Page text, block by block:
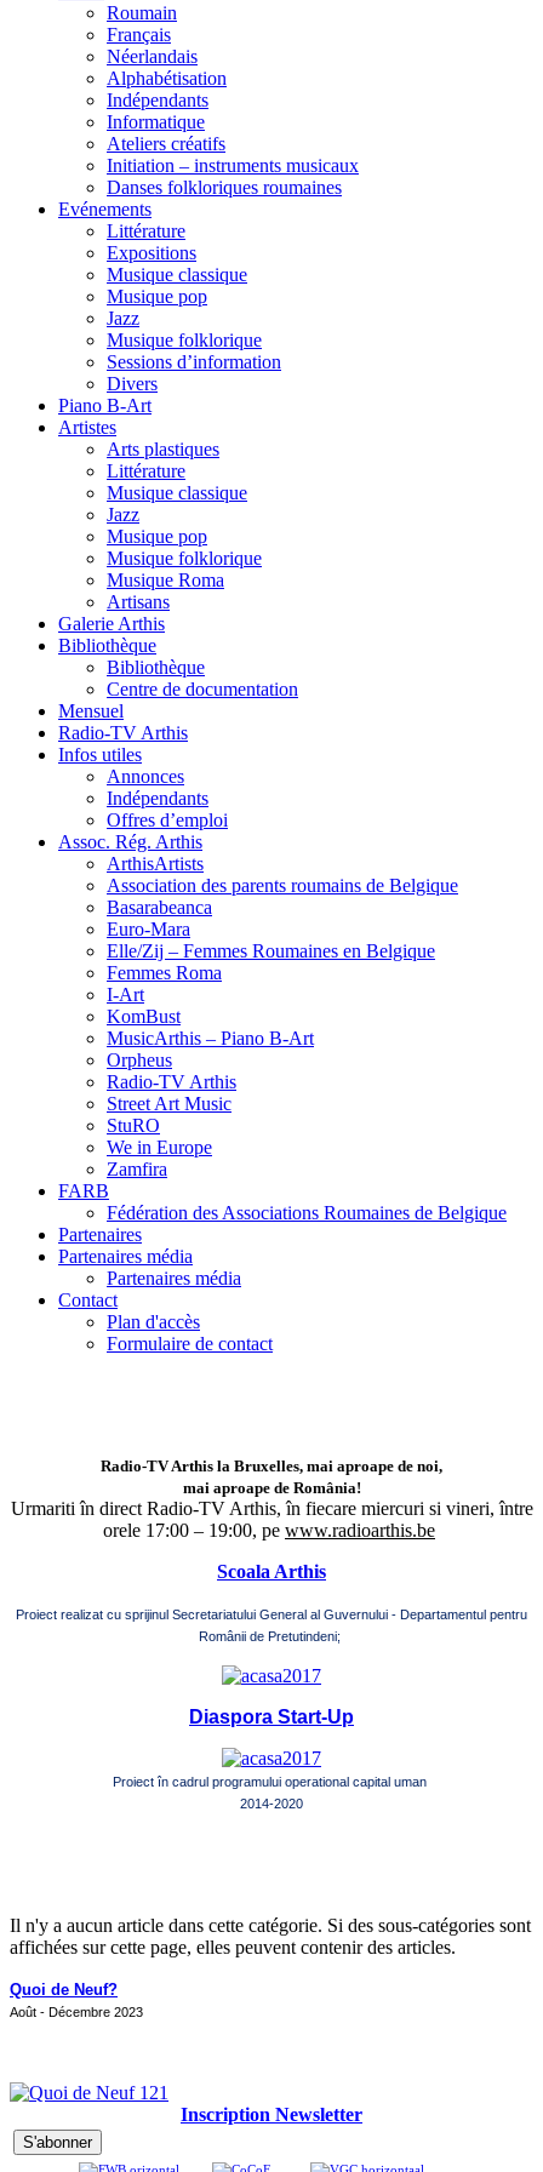
Roumain
Français
Néerlandais
Alphabétisation
Indépendants
Informatique
Ateliers créatifs
Initiation – instruments musicaux
Danses folkloriques roumaines
Evénements
Littérature
Expositions
Musique classique
Musique pop
Jazz
Musique folklorique
Sessions d’information
Divers
Piano B-Art
Artistes
Arts plastiques
Littérature
Musique classique
Jazz
Musique pop
Musique folklorique
Musique Roma
Artisans
Galerie Arthis
Bibliothèque
Bibliothèque
Centre de documentation
Mensuel
Radio-TV Arthis
Infos utiles
Annonces
Indépendants
Offres d’emploi
Assoc. Rég. Arthis
ArthisArtists
Association des parents roumains de Belgique
Basarabeanca
Euro-Mara
Elle/Zij – Femmes Roumaines en Belgique
Femmes Roma
I-Art
KomBust
MusicArthis – Piano B-Art
Orpheus
Radio-TV Arthis
Street Art Music
StuRO
We in Europe
Zamfira
FARB
Fédération des Associations Roumaines de Belgique
Partenaires
Partenaires média
Partenaires média
Contact
Plan d'accès
Formulaire de contact
Radio-TV Arthis la Bruxelles, mai aproape de noi,
mai aproape de România!
Urmariti în direct Radio-TV Arthis, în fiecare miercuri si vineri, între
orele 17:00 – 19:00, pe www.radioarthis.be
Scoala Arthis
Proiect realizat cu sprijinul Secretariatului General al Guvernului - Departamentul pentru
Românii de Pretutindeni;
Diaspora Start-Up
Proiect în cadrul programului operational capital uman
2014-2020
Il n'y a aucun article dans cette catégorie. Si des sous-catégories sont
affichées sur cette page, elles peuvent contenir des articles.
Quoi de Neuf?
Août - Décembre 2023
Inscription Newsletter